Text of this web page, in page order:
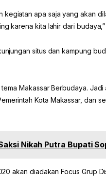
kegiatan apa saja yang akan
karena kita lahir dari
situs dan kampung
tema Makassar Berbudaya.
Kota Makassar, dan
Nikah Putra Bupati
akan diadakan Focus Grup